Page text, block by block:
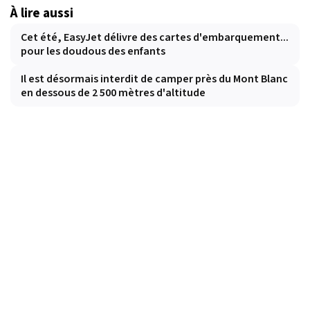
À lire aussi
Cet été, EasyJet délivre des cartes d'embarquement...
pour les doudous des enfants
Il est désormais interdit de camper près du Mont Blanc
en dessous de 2 500 mètres d'altitude